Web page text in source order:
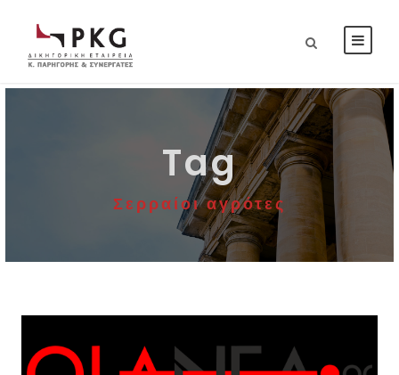
Tag
Σερραίοι αγρότες